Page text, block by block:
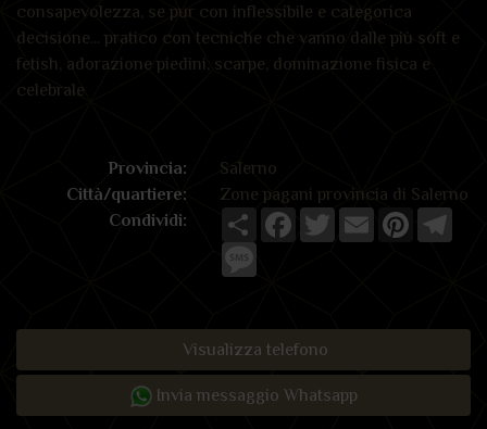
consapevolezza, se pur con inflessibile e categorica
decisione... pratico con tecniche che vanno dalle più soft e
fetish, adorazione piedini, scarpe, dominazione fisica e
celebrale
Provincia:
Salerno
Città/quartiere:
Zone pagani provincia di Salerno
Condividi:
Share Facebook
TwitterEmail Pinterest
Message
Visualizza telefono
Invia messaggio Whatsapp